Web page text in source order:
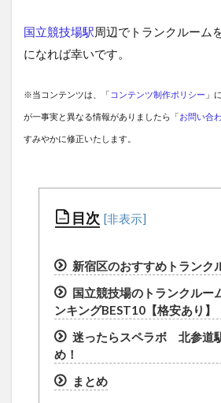
国立競技場駅周辺でトランクルーム
になれば幸いです。
※当コンテンツは、「 コンテンツ制作ポリシー 」
が一事実と異なる情報がありましたら「お問い合
すみやかに修正いたします。
目次
新宿区のおすすめトランク
国立競技場のトランクル
ンキングBEST10【格安あり】
迷ったらスペラボ 北参道
め！
まとめ